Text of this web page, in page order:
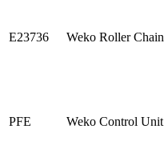
E23736 Weko Roller Chain
PFE Weko Control Unit